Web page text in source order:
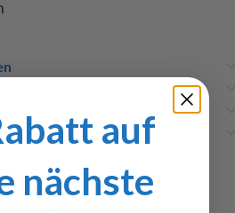
gefallen …
auf
nächste